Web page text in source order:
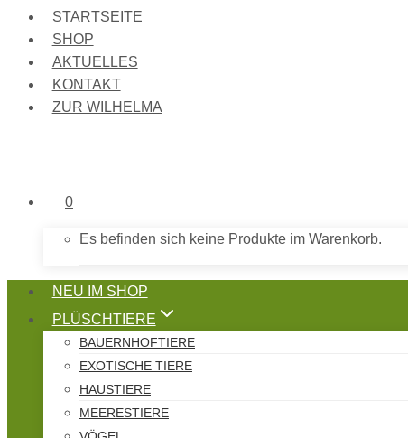
STARTSEITE
SHOP
AKTUELLES
KONTAKT
ZUR WILHELMA
0
Es befinden sich keine Produkte im Warenkorb.
NEU IM SHOP
PLÜSCHTIERE
BAUERNHOFTIERE
EXOTISCHE TIERE
HAUSTIERE
MEERESTIERE